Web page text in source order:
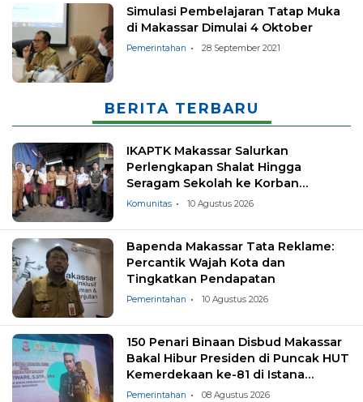
Simulasi Pembelajaran Tatap Muka
di Makassar Dimulai 4 Oktober
Pemerintahan 28 September 2021
BERITA TERBARU
IKAPTK Makassar Salurkan
Perlengkapan Shalat Hingga
Seragam Sekolah ke Korban
Kebakaran Tallo
Komunitas 10 Agustus 2026
Bapenda Makassar Tata Reklame:
Percantik Wajah Kota dan
Tingkatkan Pendapatan
Pemerintahan 10 Agustus 2026
150 Penari Binaan Disbud Makassar
Bakal Hibur Presiden di Puncak HUT
Kemerdekaan ke-81 di Istana
Negara
Pemerintahan 08 Agustus 2026